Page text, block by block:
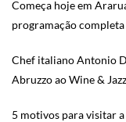
Começa hoje em
programação completa
Chef italiano Antonio
Abruzzo ao Wine &
5 motivos para visitar